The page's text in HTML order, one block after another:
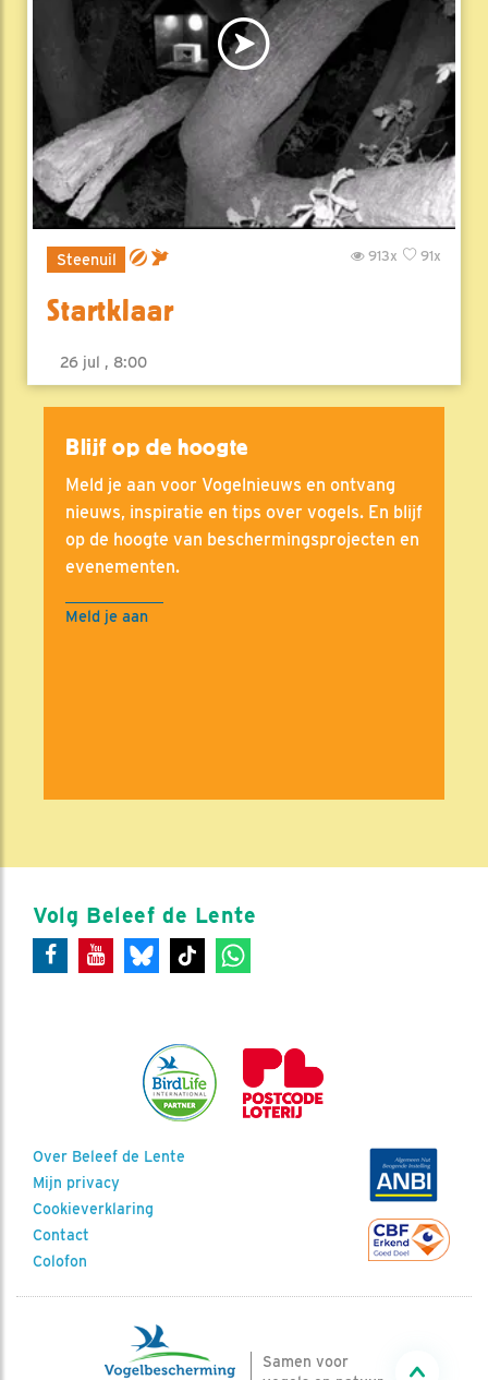
Steenuil 91x
913x
Startklaar
26 jul , 8:00
Blijf op de hoogte
Meld je aan voor Vogelnieuws en ontvang
nieuws, inspiratie en tips over vogels. En blijf
op de hoogte van beschermingsprojecten en
evenementen.
Meld je aan
Volg Beleef de Lente
Over Beleef de Lente
Mijn privacy
Cookieverklaring
Contact
Colofon
Samen voor